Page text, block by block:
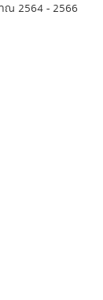
าณ 2564 - 2566